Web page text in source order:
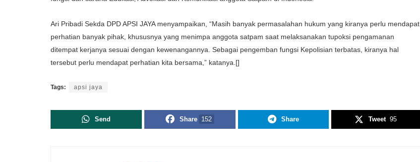
Ari Pribadi Sekda DPD APSI JAYA menyampaikan, “Masih banyak permasalahan hukum yang kiranya perlu mendapat
perhatian banyak pihak, khususnya yang menimpa anggota satpam saat melaksanakan tupoksi pengamanan
ditempat kerjanya sesuai dengan kewenangannya. Sebagai pengemban fungsi Kepolisian terbatas, kiranya hal
tersebut perlu mendapat perhatian kita bersama,” katanya.[]
Tags: apsi jaya
Send Share 152 Share Tweet 95